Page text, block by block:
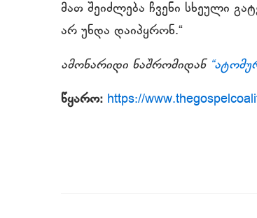
მათ შეიძლება ჩვენი სხეული
არ უნდა დაიპყრონ.“
ამონარიდი ნაშრომიდან
წყარო: https://